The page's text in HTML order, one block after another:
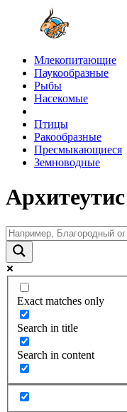
Млекопитающие
Паукообразные
Рыбы
Насекомые
Птицы
Ракообразные
Пресмыкающиеся
Земноводные
Архитеутис
Exact matches only
Search in title
Search in content